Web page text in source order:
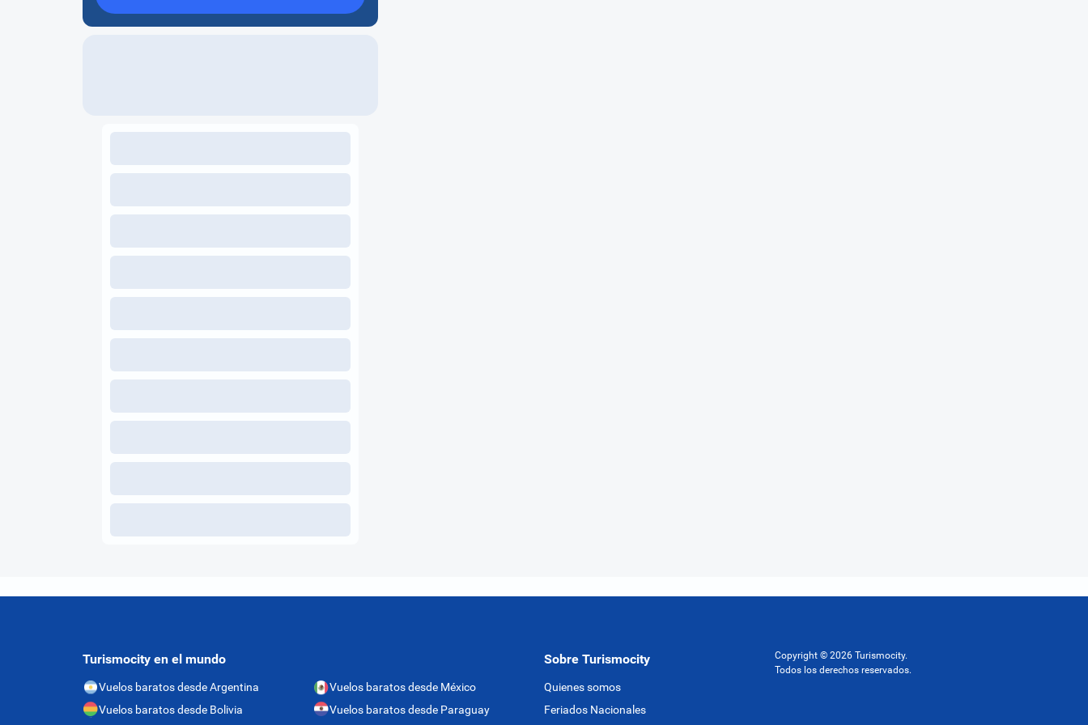
Turismocity en el mundo
Vuelos baratos desde Argentina
Vuelos baratos desde Bolivia
Vuelos baratos desde México
Vuelos baratos desde Paraguay
Sobre Turismocity
Quienes somos
Feriados Nacionales
Copyright © 2026 Turismocity.
Todos los derechos reservados.